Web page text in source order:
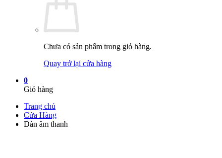
Chưa có sản phẩm trong giỏ hàng.
Quay trở lại cửa hàng
0
Giỏ hàng
Trang chủ
Cửa Hàng
Dàn âm thanh